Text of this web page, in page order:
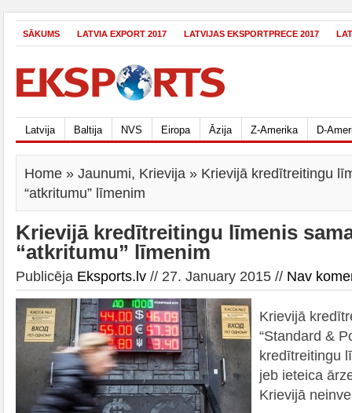
SĀKUMS LATVIA EXPORT 2017 LATVIJAS EKSPORTPRECE 2017
Latvija Baltija NVS Eiropa Āzija Z-Amerika D-
Home » Jaunumi, Krievija » Krievijā kredītreitingu
“atkritumu” līmenim
Krievijā kredītreitingu līmenis
“atkritumu” līmenim
Publicēja Eksports.lv // 27. January 2015 // Nav
Krievijā
“Standard &
kredītreitingu
jeb ieteica
Krievijā